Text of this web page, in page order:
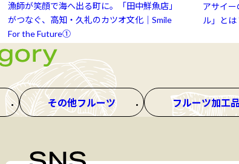
漁師が笑顔で海へ出る町に。「田中鮮魚店」
がつなぐ、高知・久礼のカツオ文化｜Smile
For the Future①
アサイー
ル」とは
その他フルーツ フルーツ加工品